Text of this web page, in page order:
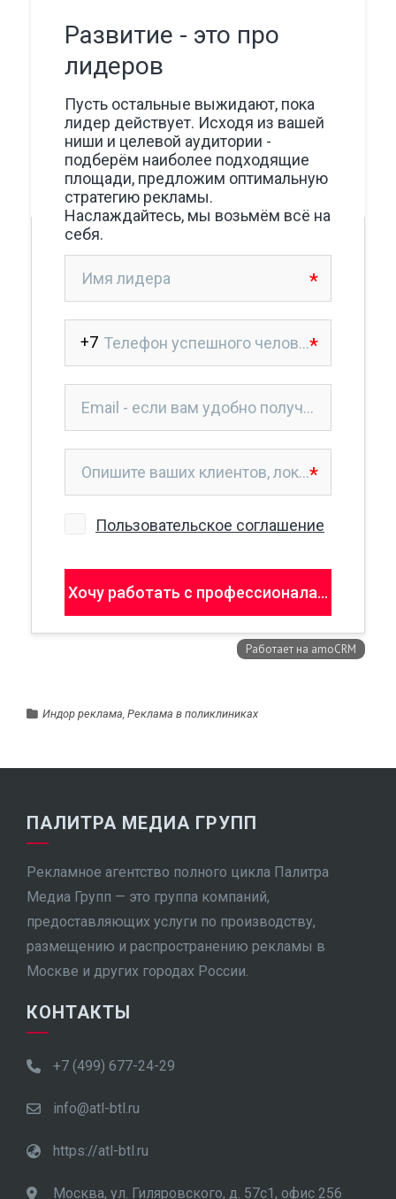
Индор реклама, Реклама в поликлиниках
ПАЛИТРА МЕДИА ГРУПП
Рекламное агентство полного цикла Палитра
Медиа Групп — это группа компаний,
предоставляющих услуги по производству,
размещению и распространению рекламы в
Москве и других городах России.
КОНТАКТЫ
+7 (499) 677-24-29
info@atl-btl.ru
https://atl-btl.ru
Москва, ул. Гиляровского, д. 57с1, офис 256